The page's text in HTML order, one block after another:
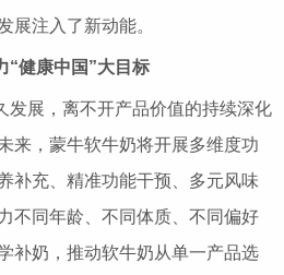
展注入了新动能。
“健康中国”大目标
发展，离不开产品价值的持续深化
来，蒙牛软牛奶将开展多维度功
补充、精准功能干预、多元风味
不同年龄、不同体质、不同偏好
补奶，推动软牛奶从单一产品选